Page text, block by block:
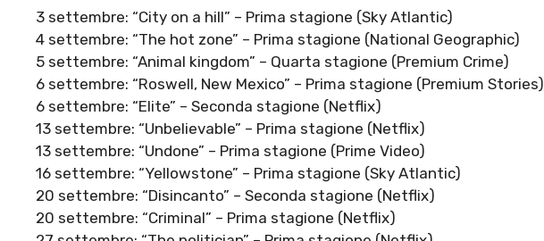
3 settembre: “City on a hill” – Prima stagione (Sky Atlantic)
4 settembre: “The hot zone” – Prima stagione (National Geographic)
5 settembre: “Animal kingdom” – Quarta stagione (Premium Crime)
6 settembre: “Roswell, New Mexico” – Prima stagione (Premium Stories)
6 settembre: “Elite” – Seconda stagione (Netflix)
13 settembre: “Unbelievable” – Prima stagione (Netflix)
13 settembre: “Undone” – Prima stagione (Prime Video)
16 settembre: “Yellowstone” – Prima stagione (Sky Atlantic)
20 settembre: “Disincanto” – Seconda stagione (Netflix)
20 settembre: “Criminal” – Prima stagione (Netflix)